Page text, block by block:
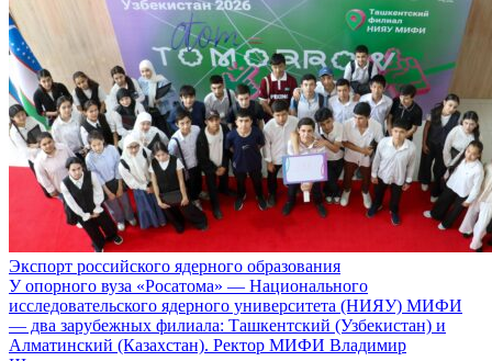
Экспорт российского ядерного образования
У опорного вуза «Росатома» — Национального
исследовательского ядерного университета (НИЯУ) МИФИ
— два зарубежных филиала: Ташкентский (Узбекистан) и
Алматинский (Казахстан). Ректор МИФИ Владимир